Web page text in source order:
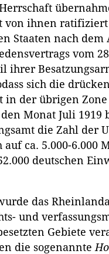
von ihnen ratifiziert
Staaten nach dem
vom
ihrer
sich die
in der übrigen
Monat Juli 1919
die Zahl der
auf ca. 5.000-6.000
deutschen
das
und
Gebiete
die sogenannte